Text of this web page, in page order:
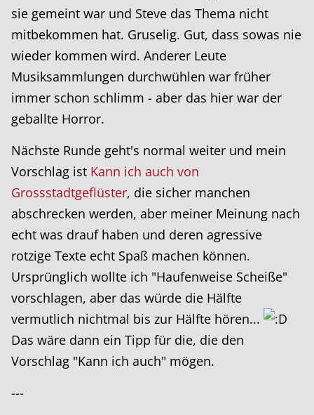
sie gemeint war und Steve das Thema nicht
mitbekommen hat. Gruselig. Gut, dass sowas nie
wieder kommen wird. Anderer Leute
Musiksammlungen durchwühlen war früher
immer schon schlimm - aber das hier war der
geballte Horror.
Nächste Runde geht's normal weiter und mein
Vorschlag ist Kann ich auch von
Grossstadtgeflüster, die sicher manchen
abschrecken werden, aber meiner Meinung nach
echt was drauf haben und deren agressive
rotzige Texte echt Spaß machen können.
Ursprünglich wollte ich "Haufenweise Scheiße"
vorschlagen, aber das würde die Hälfte
vermutlich nichtmal bis zur Hälfte hören...
Das wäre dann ein Tipp für die, die den
Vorschlag "Kann ich auch" mögen.
---